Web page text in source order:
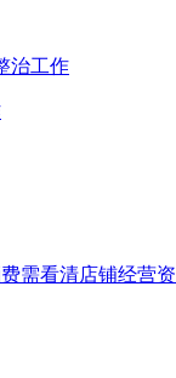
需看清店铺经营